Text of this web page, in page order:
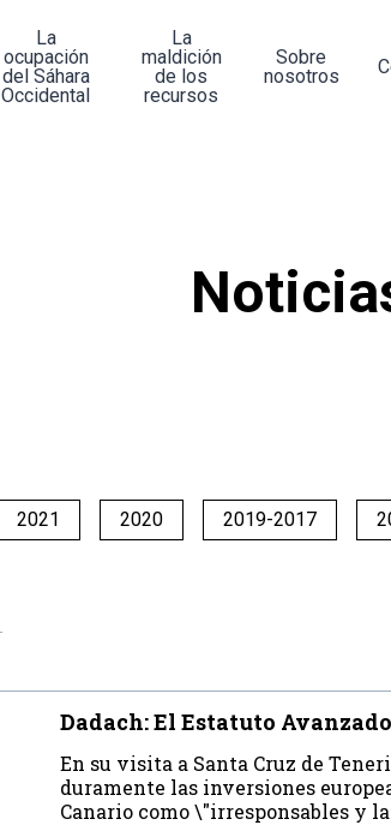
La
ocupación
del Sáhara
Occidental
La
maldición
de los
recursos
Sobre
nosotros
2021 2020 2019-2017
Dadach: El Estatuto
En su visita a Santa Cruz de
duramente las inversiones
Canario como \"irresponsables y